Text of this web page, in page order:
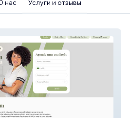
нас Услуги и отзывы